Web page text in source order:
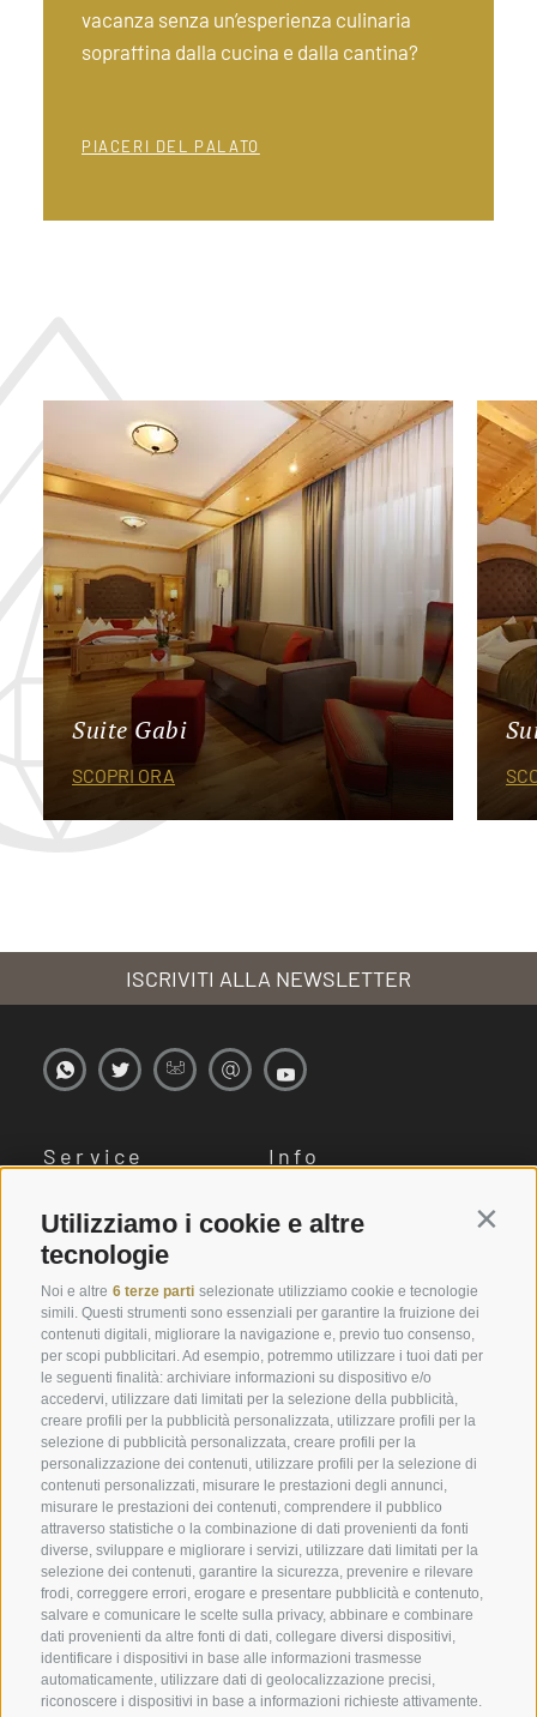
Utilizziamo i cookie e altre
tecnologie
Noi e altre 6 terze parti selezionate utilizziamo cookie e tecnologie
simili. Questi strumenti sono essenziali per garantire la fruizione dei
contenuti digitali, migliorare la navigazione e, previo tuo consenso,
per scopi pubblicitari. Ad esempio, potremmo utilizzare i tuoi dati per
le seguenti finalità: archiviare informazioni su dispositivo e/o
accedervi, utilizzare dati limitati per la selezione della pubblicità,
creare profili per la pubblicità personalizzata, utilizzare profili per la
selezione di pubblicità personalizzata, creare profili per la
personalizzazione dei contenuti, utilizzare profili per la selezione di
contenuti personalizzati, misurare le prestazioni degli annunci,
misurare le prestazioni dei contenuti, comprendere il pubblico
attraverso statistiche o la combinazione di dati provenienti da fonti
diverse, sviluppare e migliorare i servizi, utilizzare dati limitati per la
selezione dei contenuti, garantire la sicurezza, prevenire e rilevare
frodi, correggere errori, erogare e presentare pubblicità e contenuto,
salvare e comunicare le scelte sulla privacy, abbinare e combinare
dati provenienti da altre fonti di dati, collegare diversi dispositivi,
identificare i dispositivi in base alle informazioni trasmesse
automaticamente, utilizzare dati di geolocalizzazione precisi,
riconoscere i dispositivi in base a informazioni richieste attivamente.
vacanza senza un’esperienza culinaria
sopraffina dalla cucina e dalla cantina?
PIACERI DEL PALATO
Suite Gabi
SCOPRI ORA
ISCRIVITI ALLA NEWSLETTER
Service
Engels Park
Prenota online
Buoni
Offerte
Camere last minute
Camere & Suite
Richiedi ora
Posizione e arrivo
Info
Voci dal Plunhof
Download
Meteo
Webcam
Newsletter
Recensioni
Social Wall
Awards
Hotel Plunhof
Fam. Volgger